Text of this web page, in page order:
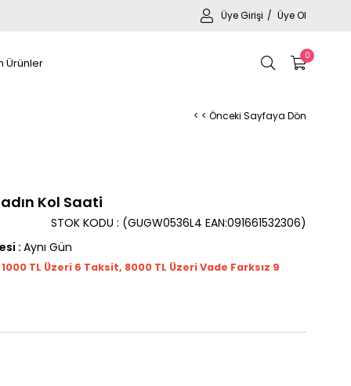
Üye Girişi Üye Ol
0
Ürünler
< < Önceki Sayfaya Dön
Kol Saati
(GUGW0536L4 EAN:091661532306)
STOK KODU
: Aynı Gün
TL Üzeri 6 Taksit, 8000 TL Üzeri Vade Farksız 9